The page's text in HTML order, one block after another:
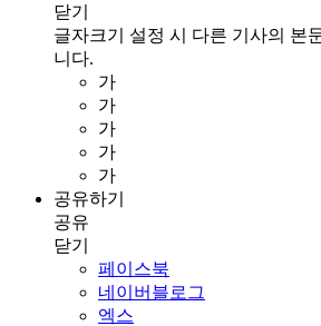
닫기
글자크기 설정 시 다른 기사의 본
니다.
가
가
가
가
가
공유하기
공유
닫기
페이스북
네이버블로그
엑스